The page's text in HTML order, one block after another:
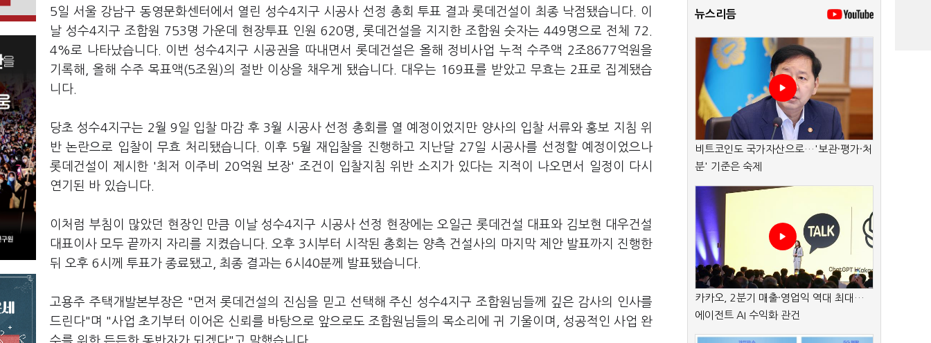
5일 서울 강남구 동영문화센터에서 열린 성수4지구 시공사 선정 총회 투표 결과 롯데건설이 최종 낙점됐습니다. 이
날 성수4지구 조합원 753명 가운데 현장투표 인원 620명, 롯데건설을 지지한 조합원 숫자는 449명으로 전체 72.
4%로 나타났습니다. 이번 성수4지구 시공권을 따내면서 롯데건설은 올해 정비사업 누적 수주액 2조8677억원을
기록해, 올해 수주 목표액(5조원)의 절반 이상을 채우게 됐습니다. 대우는 169표를 받았고 무효는 2표로 집계됐습
니다.
당초 성수4지구는 2월 9일 입찰 마감 후 3월 시공사 선정 총회를 열 예정이었지만 양사의 입찰 서류와 홍보 지침 위
반 논란으로 입찰이 무효 처리됐습니다. 이후 5월 재입찰을 진행하고 지난달 27일 시공사를 선정할 예정이었으나
롯데건설이 제시한 '최저 이주비 20억원 보장' 조건이 입찰지침 위반 소지가 있다는 지적이 나오면서 일정이 다시
연기된 바 있습니다.
이처럼 부침이 많았던 현장인 만큼 이날 성수4지구 시공사 선정 현장에는 오일근 롯데건설 대표와 김보현 대우건설
대표이사 모두 끝까지 자리를 지켰습니다. 오후 3시부터 시작된 총회는 양측 건설사의 마지막 제안 발표까지 진행한
뒤 오후 6시께 투표가 종료됐고, 최종 결과는 6시40분께 발표됐습니다.
고용주 주택개발본부장은 "먼저 롯데건설의 진심을 믿고 선택해 주신 성수4지구 조합원님들께 깊은 감사의 인사를
드린다"며 "사업 초기부터 이어온 신뢰를 바탕으로 앞으로도 조합원님들의 목소리에 귀 기울이며, 성공적인 사업 완
뉴스리듬
비트코인도 국가자산으로…'보관·평가·처
분' 기준은 숙제
카카오, 2분기 매출·영업익 역대 최대…
에이전트 AI 수익화 관건